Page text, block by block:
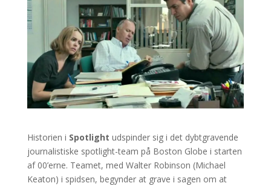
Historien i Spotlight udspinder sig i det dybtgravende
journalistiske spotlight-team på Boston Globe i starten
af 00’erne. Teamet, med Walter Robinson (Michael
Keaton) i spidsen, begynder at grave i sagen om at